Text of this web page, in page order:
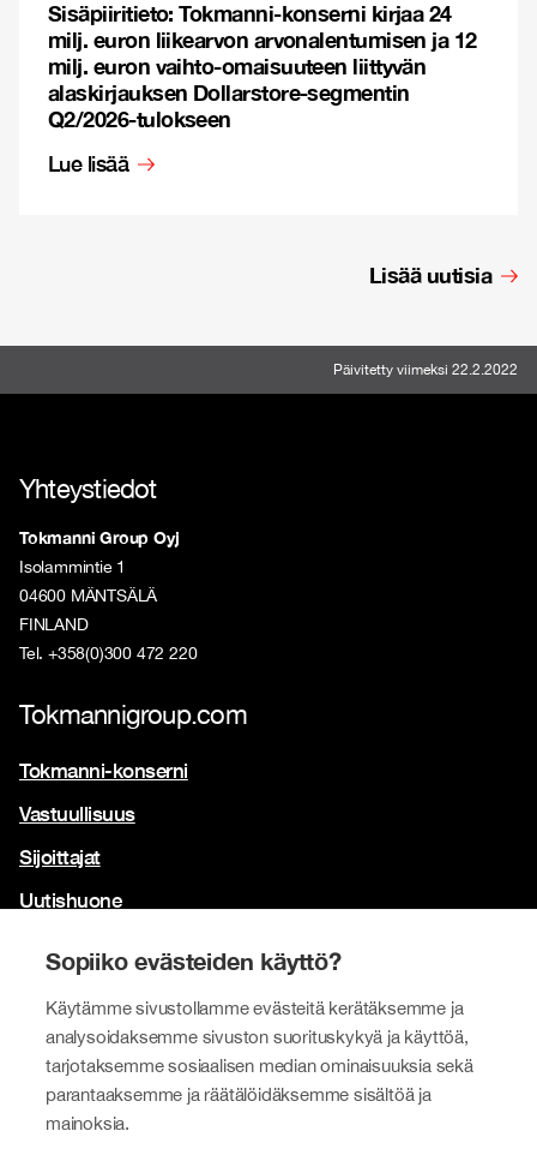
Sopiiko evästeiden käyttö?
Käytämme sivustollamme evästeitä kerätäksemme ja
analysoidaksemme sivuston suorituskykyä ja käyttöä,
tarjotaksemme sosiaalisen median ominaisuuksia sekä
parantaaksemme ja räätälöidäksemme sisältöä ja
mainoksia.
Sisäpiiritieto: Tokmanni-konserni kirjaa 24
milj. euron liikearvon arvonalentumisen ja 12
milj. euron vaihto-omaisuuteen liittyvän
alaskirjauksen Dollarstore-segmentin
Q2/2026-tulokseen
Lue lisää
Lisää uutisia
Päivitetty viimeksi 22.2.2022
Yhteystiedot
Tokmanni Group Oyj
Isolammintie 1
04600 MÄNTSÄLÄ
FINLAND
Tel. +358(0)300 472 220
Tokmannigroup.com
Tokmanni-konserni
Vastuullisuus
Sijoittajat
Uutishuone
Brändimme
Tokmanni
SPAR Suomi
Click Shoes ja Shoe House